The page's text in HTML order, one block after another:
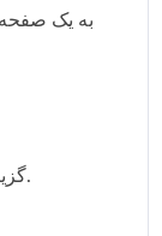
گزینه های زیادی برای مبتدیان وجود دارد.